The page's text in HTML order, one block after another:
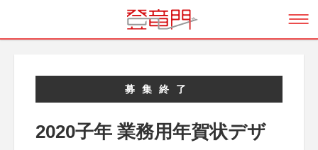
募集終了
2020子年 業務用年賀状デザ